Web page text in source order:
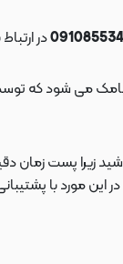
در
زیرا پست زمان
با پشتیبانی